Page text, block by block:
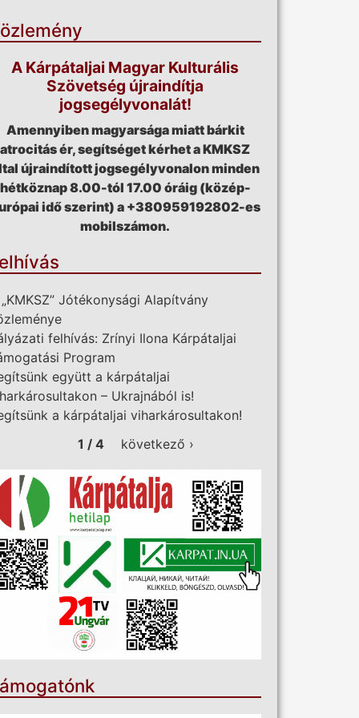
A Kárpátaljai Magyar Kulturális
Szövetség újraindítja
jogsegélyvonalát!
Amennyiben magyarsága miatt bárkit
atrocitás ér, segítséget kérhet a KMKSZ
újraindított jogsegélyvonalon minden
hétköznap 8.00-tól 17.00 óráig (közép-
idő szerint) a +380959192802-es
mobilszámon.
Jótékonysági Alapítvány
felhívás: Zrínyi Ilona Kárpátaljai
Program
együtt a kárpátaljai
– Ukrajnából is!
a kárpátaljai viharkárosultakon!
1 / 4
következő ›